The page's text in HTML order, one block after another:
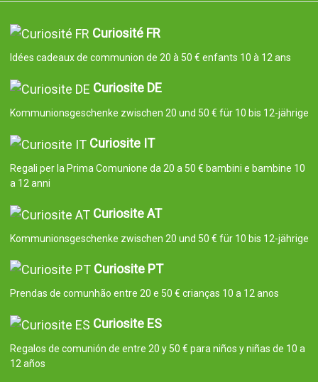
Curiosité FR
Idées cadeaux de communion de 20 à 50 € enfants 10 à 12 ans
Curiosite DE
Kommunionsgeschenke zwischen 20 und 50 € für 10 bis 12-jährige
Curiosite IT
Regali per la Prima Comunione da 20 a 50 € bambini e bambine 10
a 12 anni
Curiosite AT
Kommunionsgeschenke zwischen 20 und 50 € für 10 bis 12-jährige
Curiosite PT
Prendas de comunhão entre 20 e 50 € crianças 10 a 12 anos
Curiosite ES
Regalos de comunión de entre 20 y 50 € para niños y niñas de 10 a
12 años